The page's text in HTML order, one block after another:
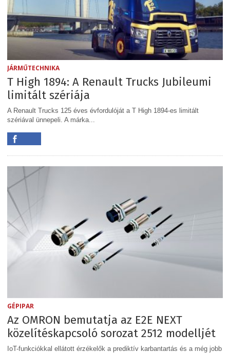
JÁRMŰTECHNIKA
T High 1894: A Renault Trucks Jubileumi
limitált szériája
A Renault Trucks 125 éves évfordulóját a T High 1894-es limitált
szériával ünnepeli. A márka...
GÉPIPAR
Az OMRON bemutatja az E2E NEXT
közelítéskapcsoló sorozat 2512 modelljét
IoT-funkciókkal ellátott érzékelők a prediktív karbantartás és a még jobb